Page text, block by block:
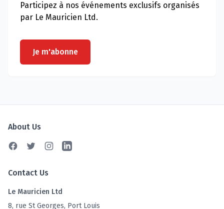
Participez à nos événements exclusifs organisés
par Le Mauricien Ltd.
Je m'abonne
About Us
FacebookTwitterInstagramLinkedin
Contact Us
Le Mauricien Ltd
8, rue St Georges, Port Louis